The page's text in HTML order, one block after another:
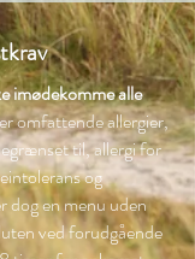
imødekomme alle
omfattende allergier,
til, allergi for
og
dog en menu uden
ved forudgående